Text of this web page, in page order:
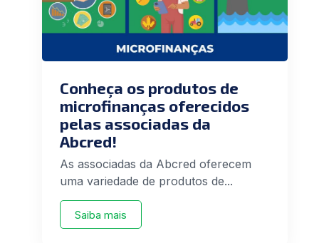
Conheça os produtos de
microfinanças oferecidos
pelas associadas da
Abcred!
As associadas da Abcred oferecem
uma variedade de produtos de...
Saiba mais